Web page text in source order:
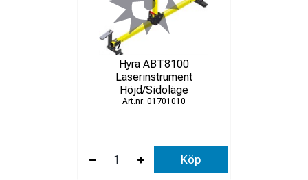
Hyra ABT8100
Laserinstrument
Höjd/Sidoläge
01701010
Köp